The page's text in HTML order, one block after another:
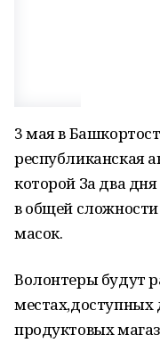
3 мая в
республиканская
которой За два
в общей
масок.
Волонтеры будут
местах,доступных
продуктовых